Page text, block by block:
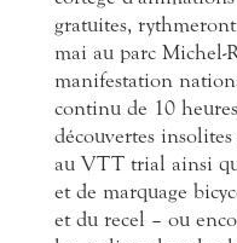
gratuites,
mai au parc Michel-
manifestation
continu de 10
découvertes
au VTT trial ainsi
et de marquage
et du recel – ou